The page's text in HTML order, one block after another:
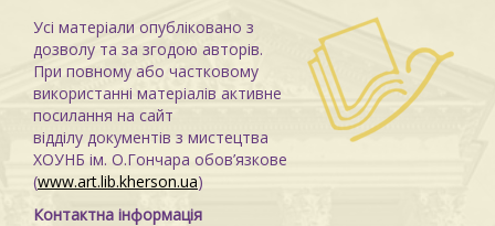
Усі матеріали опубліковано з
дозволу та за згодою авторів.
При повному або частковому
використанні матеріалів активне
посилання на сайт
відділу документів з мистецтва
ХОУНБ ім. О.Гончара обов’язкове
(www.art.lib.kherson.ua)
Контактна інформація